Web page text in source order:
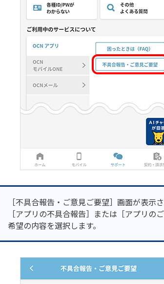
［不具合報告・ご意見ご要望］画面が表示
［アプリの不具合報告］または［アプリの
希望の内容を選択します。